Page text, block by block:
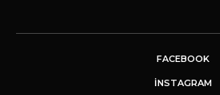
FACEBOOK
INSTAGRAM